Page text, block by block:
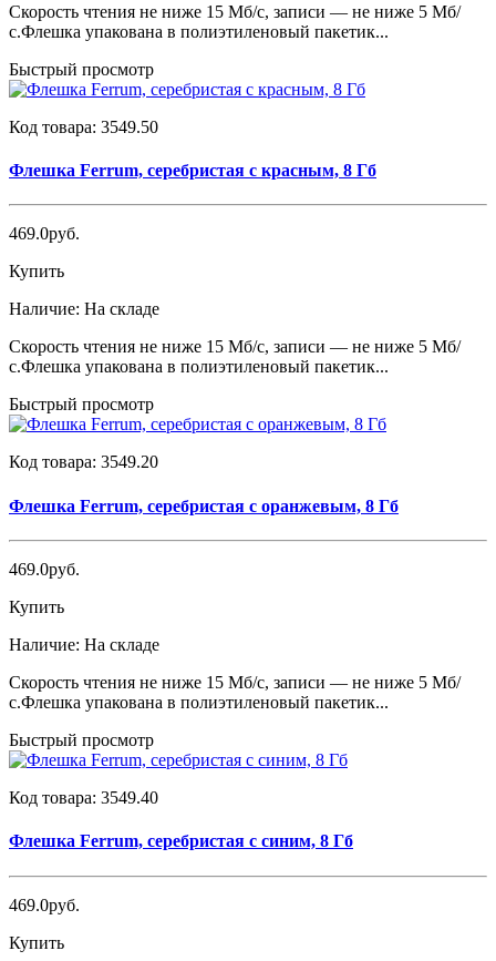
Скорость чтения не ниже 15 Мб/с, записи — не ниже 5 Мб/
с.Флешка упакована в полиэтиленовый пакетик...
Быстрый просмотр
Код товара: 3549.50
Флешка Ferrum, серебристая с красным, 8 Гб
469.0руб.
Купить
Наличие: На складе
Скорость чтения не ниже 15 Мб/с, записи — не ниже 5 Мб/
с.Флешка упакована в полиэтиленовый пакетик...
Быстрый просмотр
Код товара: 3549.20
Флешка Ferrum, серебристая с оранжевым, 8 Гб
469.0руб.
Купить
Наличие: На складе
Скорость чтения не ниже 15 Мб/с, записи — не ниже 5 Мб/
с.Флешка упакована в полиэтиленовый пакетик...
Быстрый просмотр
Код товара: 3549.40
Флешка Ferrum, серебристая с синим, 8 Гб
469.0руб.
Купить